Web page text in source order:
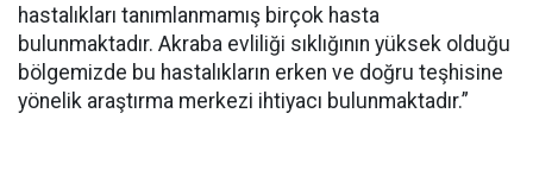
hastalıkları tanımlanmamış birçok hasta
bulunmaktadır. Akraba evliliği sıklığının yüksek olduğu
bölgemizde bu hastalıkların erken ve doğru teşhisine
yönelik araştırma merkezi ihtiyacı bulunmaktadır.”